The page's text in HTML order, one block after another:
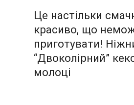
Це настільки
красиво, що
приготувати!
“Двоколірний”
молоці